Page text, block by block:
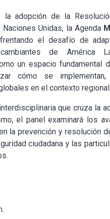
adopción de la
Unidas, la Agenda
el desafío de
de América
un espacio fundamental
cómo se
en el contexto
que cruza la
el panel examinará los
la prevención y resolución
ciudadana y las